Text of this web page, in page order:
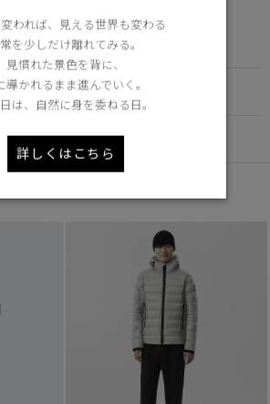
アクティブな活動に適した軽さ
Learn more about TEI
FUNCTION
DETAIL
われば、見える世界も変わる
を少しだけ離れてみる。
見慣れた景色を背に、
導かれるまま進んでいく。
は、自然に身を委ねる日。
詳しくはこちら